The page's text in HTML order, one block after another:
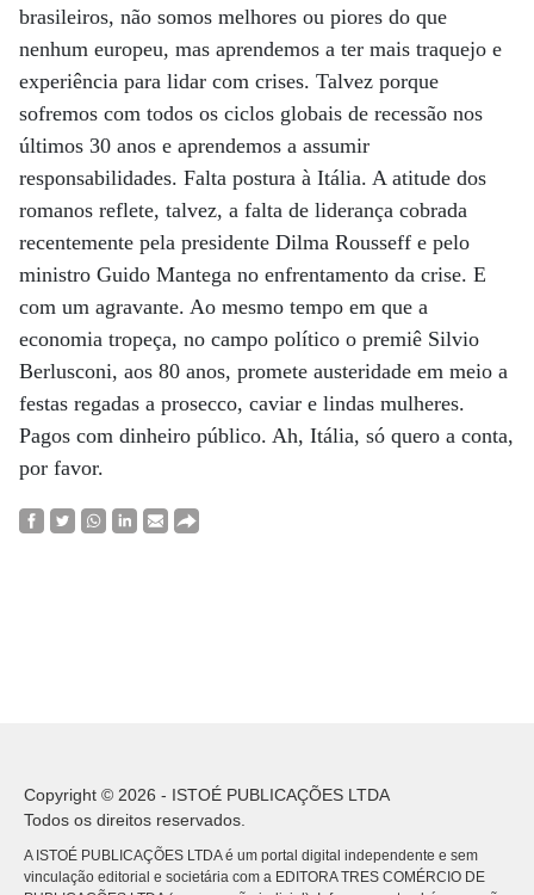
brasileiros, não somos melhores ou piores do que
nenhum europeu, mas aprendemos a ter mais traquejo e
experiência para lidar com crises. Talvez porque
sofremos com todos os ciclos globais de recessão nos
últimos 30 anos e aprendemos a assumir
responsabilidades. Falta postura à Itália. A atitude dos
romanos reflete, talvez, a falta de liderança cobrada
recentemente pela presidente Dilma Rousseff e pelo
ministro Guido Mantega no enfrentamento da crise. E
com um agravante. Ao mesmo tempo em que a
economia tropeça, no campo político o premiê Silvio
Berlusconi, aos 80 anos, promete austeridade em meio a
festas regadas a prosecco, caviar e lindas mulheres.
Pagos com dinheiro público. Ah, Itália, só quero a conta,
por favor.
Copyright © 2026 - ISTOÉ PUBLICAÇÕES LTDA
Todos os direitos reservados.
A ISTOÉ PUBLICAÇÕES LTDA é um portal digital independente e sem
vinculação editorial e societária com a EDITORA TRES COMÉRCIO DE